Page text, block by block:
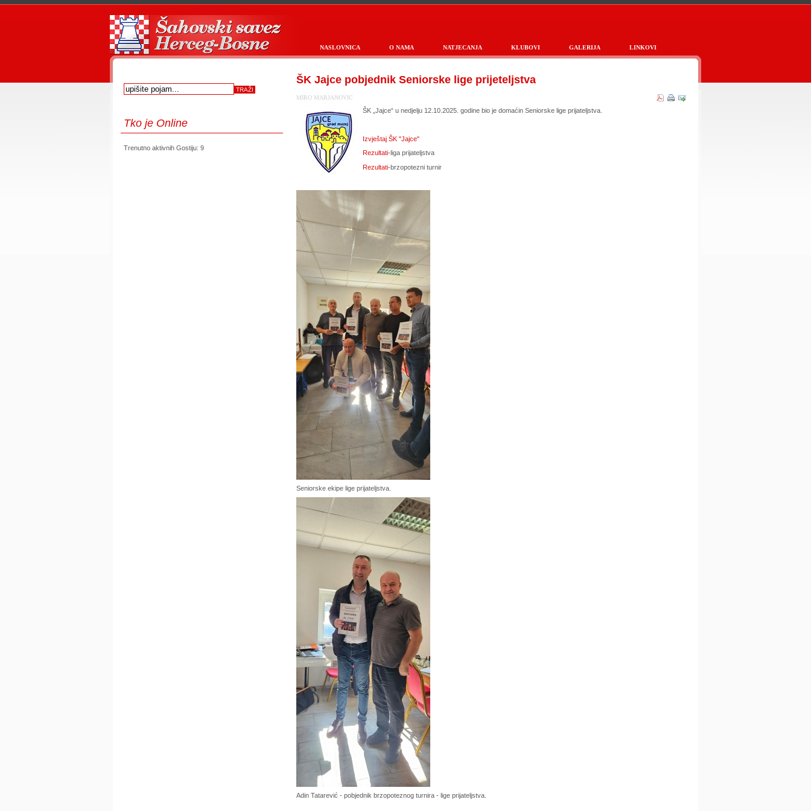
NASLOVNICA O NAMA NATJECANJA KLUBOVI GALERIJA LINKOVI
Tko je Online
Trenutno aktivnih Gostiju: 9
ŠK Jajce pobjednik Seniorske lige prijeteljstva
MIRO MARJANOVIC
ŠK „Jajce“ u nedjelju 12.10.2025. godine bio je domaćin Seniorske lige prijateljstva.
Izvještaj ŠK "Jajce"
Rezultati-liga prijateljstva
Rezultati-brzopotezni turnir
Seniorske ekipe lige prijateljstva.
Adin Tatarević - pobjednik brzopoteznog turnira - lige prijateljstva.